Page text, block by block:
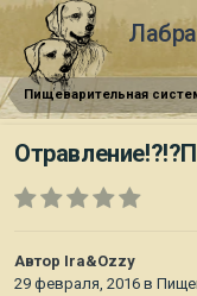
Автор Ira&Ozzy
29 февраля, 2016 в